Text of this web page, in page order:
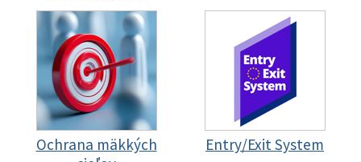
Ochrana mäkkých
Entry/Exit System